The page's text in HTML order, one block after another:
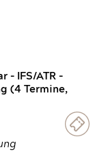
- IFS/ATR -
(4 Termine,